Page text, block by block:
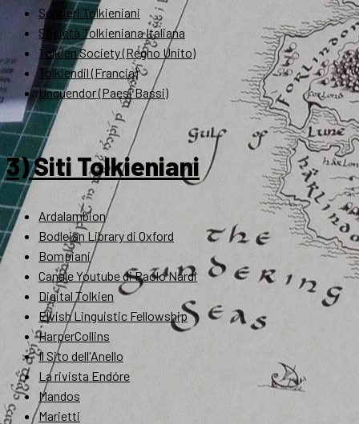
Sentieri Tolkieniani
Società Tolkieniana Italiana
Tolkien Society (Regno Unito)
Tolkiendil (Francia)
Unquendor (Paesi Bassi)
3) Siti Tolkieniani
Ardalambion
Bodleian Library di Oxford
Bompiani
Canale Youtube di Paolo Nardi
Digital Tolkien
Elvish Linguistic Fellowship
HarperCollins
Il Sito dell'Anello
La rivista Endóre
Mandos
Marietti